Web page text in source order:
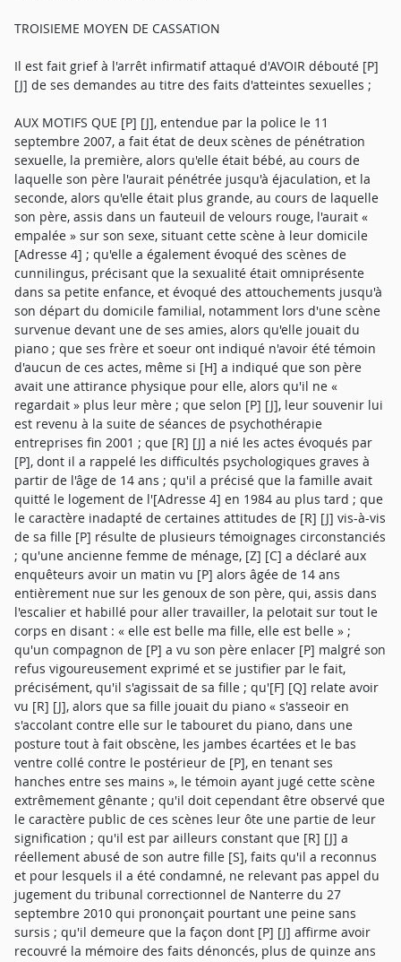
TROISIEME MOYEN DE CASSATION
Il est fait grief à l'arrêt infirmatif attaqué d'AVOIR débouté [P]
[J] de ses demandes au titre des faits d'atteintes sexuelles ;
AUX MOTIFS QUE [P] [J], entendue par la police le 11
septembre 2007, a fait état de deux scènes de pénétration
sexuelle, la première, alors qu'elle était bébé, au cours de
laquelle son père l'aurait pénétrée jusqu'à éjaculation, et la
seconde, alors qu'elle était plus grande, au cours de laquelle
son père, assis dans un fauteuil de velours rouge, l'aurait «
empalée » sur son sexe, situant cette scène à leur domicile
[Adresse 4] ; qu'elle a également évoqué des scènes de
cunnilingus, précisant que la sexualité était omniprésente
dans sa petite enfance, et évoqué des attouchements jusqu'à
son départ du domicile familial, notamment lors d'une scène
survenue devant une de ses amies, alors qu'elle jouait du
piano ; que ses frère et soeur ont indiqué n'avoir été témoin
d'aucun de ces actes, même si [H] a indiqué que son père
avait une attirance physique pour elle, alors qu'il ne «
regardait » plus leur mère ; que selon [P] [J], leur souvenir lui
est revenu à la suite de séances de psychothérapie
entreprises fin 2001 ; que [R] [J] a nié les actes évoqués par
[P], dont il a rappelé les difficultés psychologiques graves à
partir de l'âge de 14 ans ; qu'il a précisé que la famille avait
quitté le logement de l'[Adresse 4] en 1984 au plus tard ; que
le caractère inadapté de certaines attitudes de [R] [J] vis-à-vis
de sa fille [P] résulte de plusieurs témoignages circonstanciés
; qu'une ancienne femme de ménage, [Z] [C] a déclaré aux
enquêteurs avoir un matin vu [P] alors âgée de 14 ans
entièrement nue sur les genoux de son père, qui, assis dans
l'escalier et habillé pour aller travailler, la pelotait sur tout le
corps en disant : « elle est belle ma fille, elle est belle » ;
qu'un compagnon de [P] a vu son père enlacer [P] malgré son
refus vigoureusement exprimé et se justifier par le fait,
précisément, qu'il s'agissait de sa fille ; qu'[F] [Q] relate avoir
vu [R] [J], alors que sa fille jouait du piano « s'asseoir en
s'accolant contre elle sur le tabouret du piano, dans une
posture tout à fait obscène, les jambes écartées et le bas
ventre collé contre le postérieur de [P], en tenant ses
hanches entre ses mains », le témoin ayant jugé cette scène
extrêmement gênante ; qu'il doit cependant être observé que
le caractère public de ces scènes leur ôte une partie de leur
signification ; qu'il est par ailleurs constant que [R] [J] a
réellement abusé de son autre fille [S], faits qu'il a reconnus
et pour lesquels il a été condamné, ne relevant pas appel du
jugement du tribunal correctionnel de Nanterre du 27
septembre 2010 qui prononçait pourtant une peine sans
sursis ; qu'il demeure que la façon dont [P] [J] affirme avoir
recouvré la mémoire des faits dénoncés, plus de quinze ans